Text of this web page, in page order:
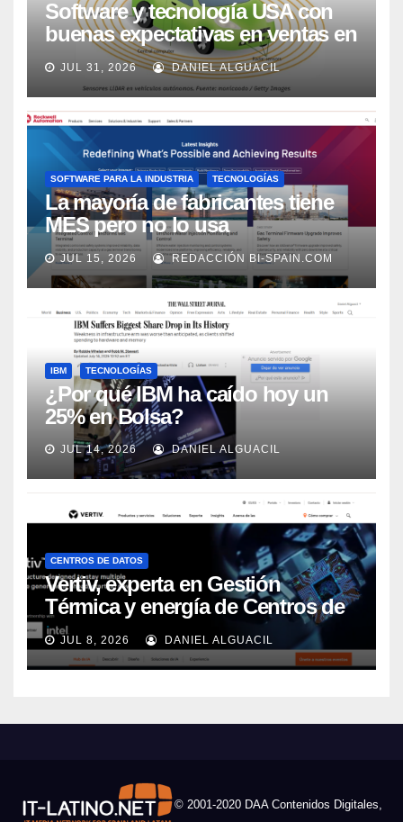
Software y tecnología USA con
buenas expectativas en ventas en
los próximos 2 años, según
Market Watch
JUL 31, 2026 DANIEL ALGUACIL
SOFTWARE PARA LA INDUSTRIA TECNOLOGÍAS
La mayoría de fabricantes tiene
MES pero no lo usa
adecuadamente, según Rockwell
Automation
JUL 15, 2026 REDACCIÓN BI-SPAIN.COM
IBM TECNOLOGÍAS
¿Por qué IBM ha caído hoy un
25% en Bolsa?
JUL 14, 2026 DANIEL ALGUACIL
CENTROS DE DATOS
Vertiv, experta en Gestión
Térmica y energía de Centros de
Datos, sigue su crecimiento
imparable
JUL 8, 2026 DANIEL ALGUACIL
© 2001-2020 DAA Contenidos Digitales,